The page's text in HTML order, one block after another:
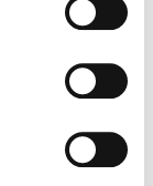
quantités
de la
une
d’un délai